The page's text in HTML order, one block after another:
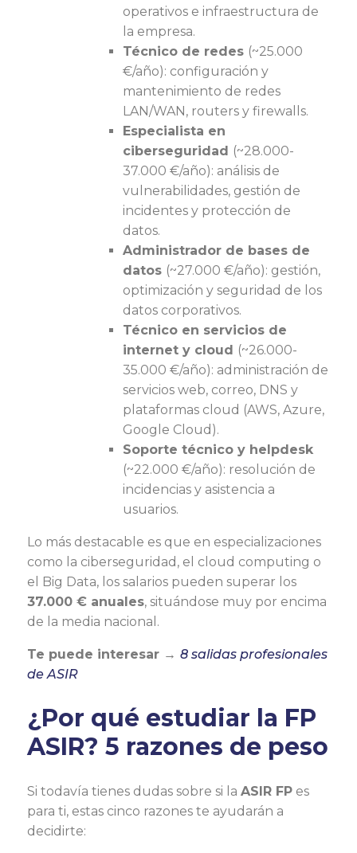
operativos e infraestructura de
la empresa.
Técnico de redes (~25.000
€/año): configuración y
mantenimiento de redes
LAN/WAN, routers y firewalls.
Especialista en
ciberseguridad (~28.000-
37.000 €/año): análisis de
vulnerabilidades, gestión de
incidentes y protección de
datos.
Administrador de bases de
datos (~27.000 €/año): gestión,
optimización y seguridad de los
datos corporativos.
Técnico en servicios de
internet y cloud (~26.000-
35.000 €/año): administración de
servicios web, correo, DNS y
plataformas cloud (AWS, Azure,
Google Cloud).
Soporte técnico y helpdesk
(~22.000 €/año): resolución de
incidencias y asistencia a
usuarios.
Lo más destacable es que en especializaciones
como la ciberseguridad, el cloud computing o
el Big Data, los salarios pueden superar los
37.000 € anuales, situándose muy por encima
de la media nacional.
Te puede interesar → 8 salidas profesionales
de ASIR
¿Por qué estudiar la FP
ASIR? 5 razones de peso
Si todavía tienes dudas sobre si la ASIR FP es
para ti, estas cinco razones te ayudarán a
decidirte: